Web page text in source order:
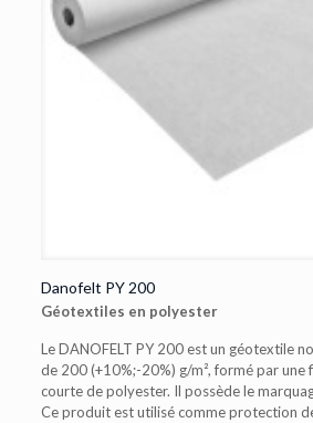
Danofelt PY 200
Géotextiles en polyester
Le DANOFELT PY 200 est un géotextile
de 200 (+10%;-20%) g/m², formé par une
courte de polyester. Il possède le
Ce produit est utilisé comme protection